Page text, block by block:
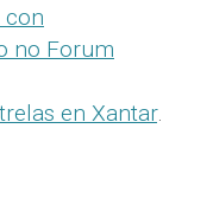
con
no Forum
en Xantar.